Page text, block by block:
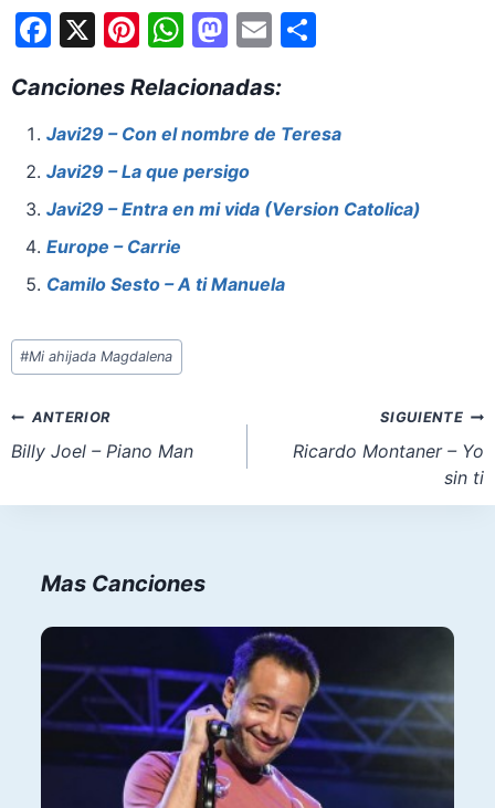
F
c
e
b
o
o
k
X Pi
er
e
st
W
at
s
A
p
M
st
o
d
o
E
ai
l
S
e
Canciones Relacionadas:
Javi29 – Con el nombre de Teresa
Javi29 – La que persigo
Javi29 – Entra en mi vida (Version Catolica)
Europe – Carrie
Camilo Sesto – A ti Manuela
Etiquetas
de
entrada:
#Mi ahijada Magdalena
Navegación
de
ANTERIOR
Billy Joel – Piano Man
SIGUIENTE
Ricardo Montaner – Yo
sin ti
Mas Canciones